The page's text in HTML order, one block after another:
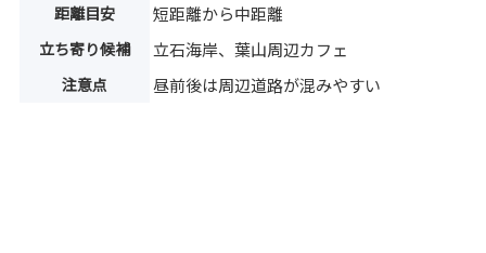
距離目安 短距離から中距離
立ち寄り候補 立石海岸、葉山周辺カフェ
注意点 昼前後は周辺道路が混みやすい